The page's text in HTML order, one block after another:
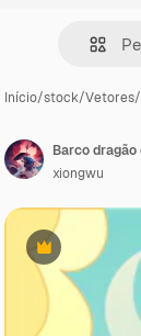
Início/stock/Vetores/
Premium
xiongwu